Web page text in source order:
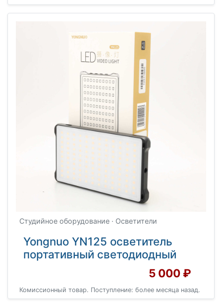
Студийное оборудование · Осветители
Yongnuo YN125 осветитель
портативный светодиодный
5 000 ₽
Комиссионный товар. Поступление: более месяца назад.